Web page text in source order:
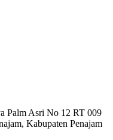
Palm Asri No 12 RT 009
Kabupaten Penajam